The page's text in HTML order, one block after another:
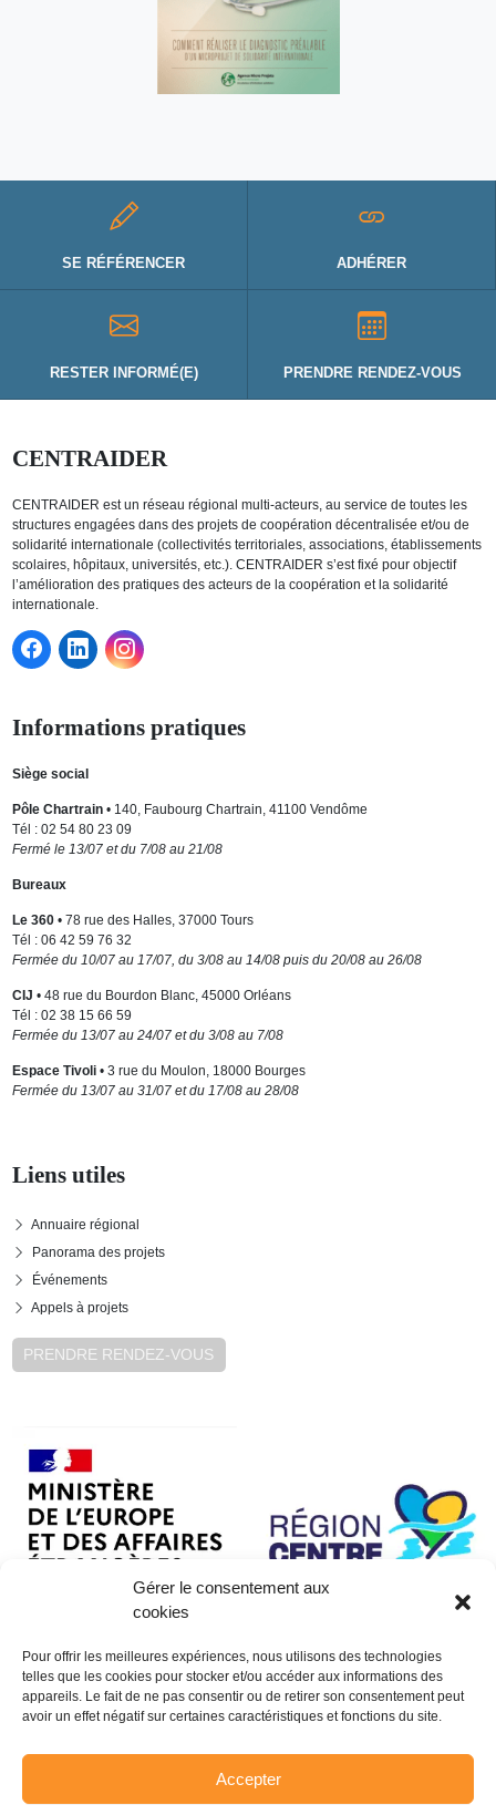
Gérer le consentement aux
cookies
Pour offrir les meilleures expériences, nous utilisons des technologies
telles que les cookies pour stocker et/ou accéder aux informations des
appareils. Le fait de ne pas consentir ou de retirer son consentement peut
avoir un effet négatif sur certaines caractéristiques et fonctions du site.
Accepter
SE RÉFÉRENCER ADHÉRER
RESTER INFORMÉ(E) PRENDRE RENDEZ-VOUS
CENTRAIDER
CENTRAIDER est un réseau régional multi-acteurs, au service de toutes les
structures engagées dans des projets de coopération décentralisée et/ou de
solidarité internationale (collectivités territoriales, associations, établissements
scolaires, hôpitaux, universités, etc.). CENTRAIDER s’est fixé pour objectif
l’amélioration des pratiques des acteurs de la coopération et la solidarité
internationale.
Informations pratiques
Siège social
Pôle Chartrain• 140, Faubourg Chartrain, 41100 Vendôme
Tél : 02 54 80 23 09
Fermé le 13/07 et du 7/08 au 21/08
Bureaux
Le 360• 78 rue des Halles, 37000 Tours
Tél : 06 42 59 76 32
Fermée du 10/07 au 17/07, du 3/08 au 14/08 puis du 20/08 au 26/08
CIJ • 48 rue du Bourdon Blanc, 45000 Orléans
Tél : 02 38 15 66 59
Fermée du 13/07 au 24/07 et du 3/08 au 7/08
Espace Tivoli• 3 rue du Moulon, 18000 Bourges
Fermée du 13/07 au 31/07 et du 17/08 au 28/08
Liens utiles
Annuaire régional
Panorama des projets
Événements
Appels à projets
PRENDRE RENDEZ-VOUS